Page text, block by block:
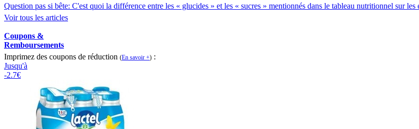
Question pas si bête: C'est quoi la différence entre les « glucides » et les « sucres » mentionnés dans le tableau nutritionnel sur
Voir tous les articles
Coupons &
Remboursements
Imprimez des coupons de réduction (En savoir +) :
Jusqu'à
-2.7€